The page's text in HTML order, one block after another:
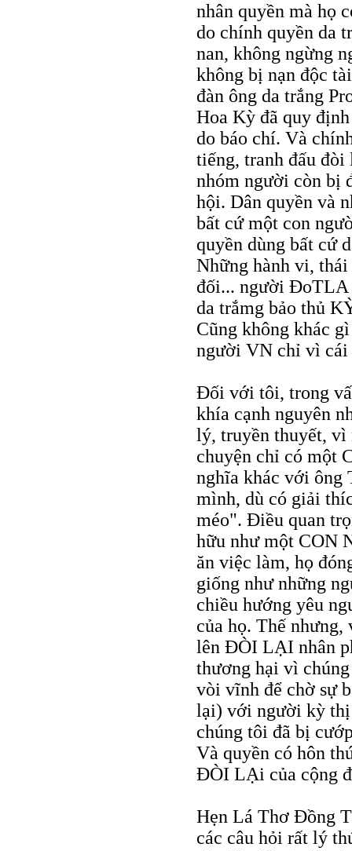
nhân quyền mà họ
do chính quyền da
nan, không ngừng
không bị nạn độc
đàn ông da trắng
Hoa Kỳ đã quy
do báo chí. Và
tiếng, tranh đấu đòi
nhóm người còn bị
hội. Dân quyền và
bất cứ một con
quyền dùng bất cứ
Những hành vi, thái
đối... người ÐoTLA
da trắmg bảo thủ
Cũng không khác
người VN chỉ vì cái
Ðối với tôi, trong
khía cạnh nguyên
lý, truyền thuyết, vì
chuyện chỉ có một
nghĩa khác với ông
mình, dù có giải
méo". Ðiều quan
hữu như một CON
ăn việc làm, họ
giống như những
chiều hướng yêu
của họ. Thế
lên ÐÒI LẠI nhân
thương hại vì
vòi vĩnh để chờ sự
lại) với người kỳ
chúng tôi đã bị
Và quyền có hôn
ÐÒI LẠi của cộng
Hẹn Lá Thơ Ðồng
các câu hỏi rất lý